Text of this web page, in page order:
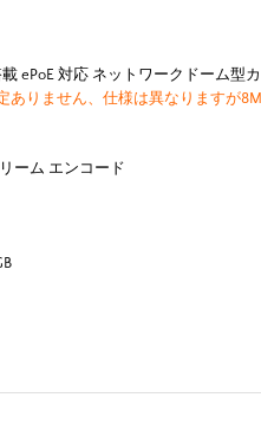
ePoE 対応 ネットワークドーム型
りません、仕様は異なりますが
ーム エンコード